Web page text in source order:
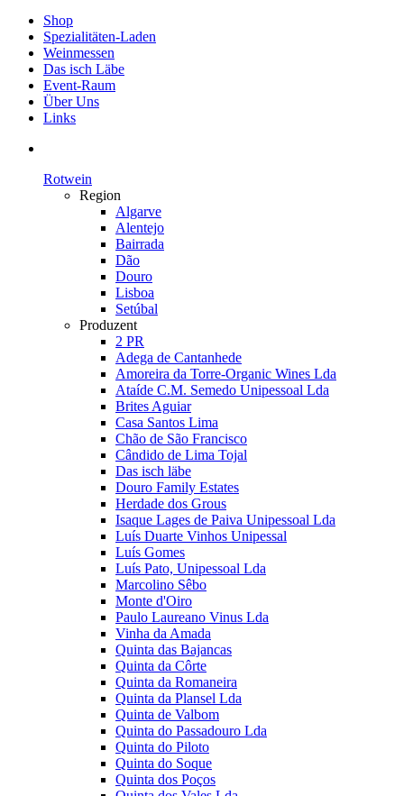
Shop
Spezialitäten-Laden
Weinmessen
Das isch Läbe
Event-Raum
Über Uns
Links
Rotwein
Region
Algarve
Alentejo
Bairrada
Dão
Douro
Lisboa
Setúbal
Produzent
2 PR
Adega de Cantanhede
Amoreira da Torre-Organic Wines Lda
Ataíde C.M. Semedo Unipessoal Lda
Brites Aguiar
Casa Santos Lima
Chão de São Francisco
Cândido de Lima Tojal
Das isch läbe
Douro Family Estates
Herdade dos Grous
Isaque Lages de Paiva Unipessoal Lda
Luís Duarte Vinhos Unipessal
Luís Gomes
Luís Pato, Unipessoal Lda
Marcolino Sêbo
Monte d'Oiro
Paulo Laureano Vinus Lda
Vinha da Amada
Quinta das Bajancas
Quinta da Côrte
Quinta da Romaneira
Quinta da Plansel Lda
Quinta de Valbom
Quinta do Passadouro Lda
Quinta do Piloto
Quinta do Soque
Quinta dos Poços